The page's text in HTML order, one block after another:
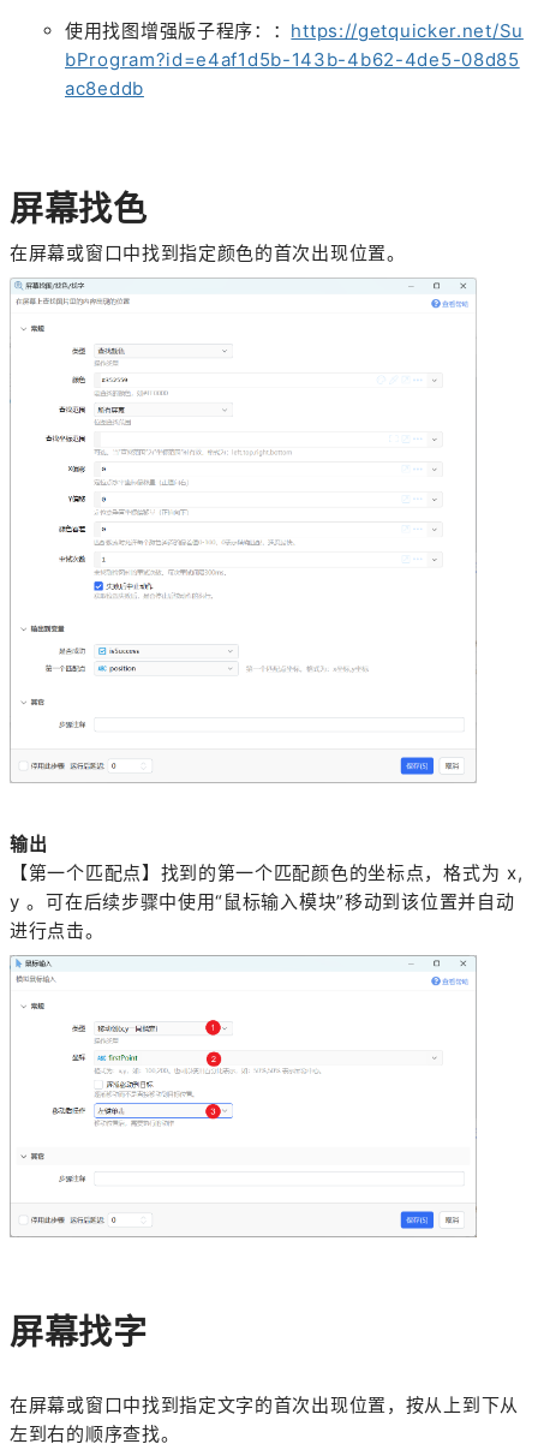
使用找图增强版子程序：： https://getquicker.net/Su
bProgram?id=e4af1d5b-143b-4b62-4de5-08d85
ac8eddb
屏幕找色
在屏幕或窗口中找到指定颜色的首次出现位置。
输出
【第一个匹配点】找到的第一个匹配颜色的坐标点，格式为 x,
y 。可在后续步骤中使用“鼠标输入模块”移动到该位置并自动
进行点击。
屏幕找字
在屏幕或窗口中找到指定文字的首次出现位置，按从上到下从
左到右的顺序查找。